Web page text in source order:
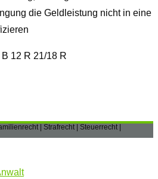
die Geldleistung nicht in eine
12 R 21/18 R
| Strafrecht | Steuerrecht |